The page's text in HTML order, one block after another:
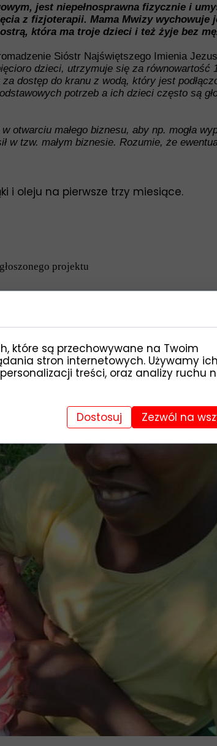
jest niepełnosprawna fizycznie i
z fizjoterapii. Mama Mwizy wychowuje
która ma troje dzieci i też żyje bez
Sióstr Najświętszego Imienia
dzieci, utrzymuje się za równowartość
dostęp do kranu z wodą, który jest
potrzeb a ich dzieci często są
małego biznesu, aby np. mogła
w tzw. małym biznesie. Rozumie, że
i oleju na pierwsze trzy miesiące.
projektu
projektu s. Agnieszki Błasiak!
które są przechowywane na Twoim
stron internetowych. Używamy
treści, oraz analizy ruchu
Dostosuj Zezwól na